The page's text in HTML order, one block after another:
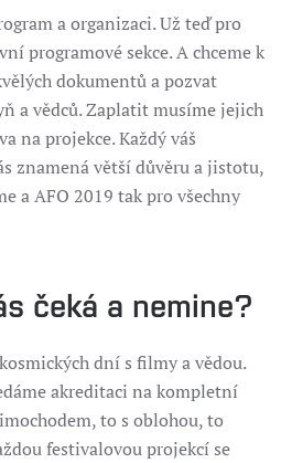
a organizaci. Už teď pro
programové sekce. A chceme k
dokumentů a pozvat
a vědců. Zaplatit musíme jejich
na projekce. Každý váš
znamená větší důvěru a jistotu,
a AFO 2019 tak pro všechny
čeká a nemine?
dní s filmy a vědou.
akreditaci na kompletní
to s oblohou, to
festivalovou projekcí se